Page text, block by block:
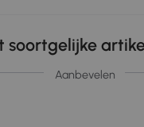
soortgelijke
Aanbevelen